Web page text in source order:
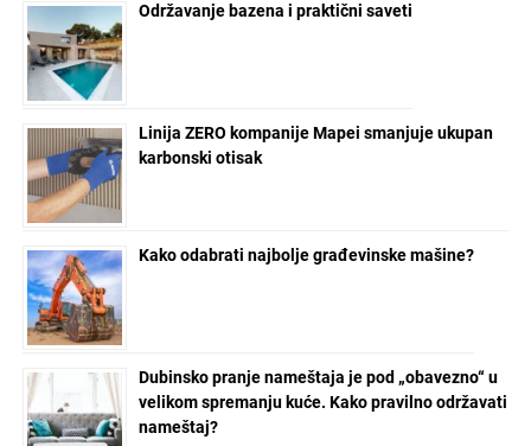
Održavanje bazena i praktični saveti
Linija ZERO kompanije Mapei smanjuje ukupan
karbonski otisak
Kako odabrati najbolje građevinske mašine?
Dubinsko pranje nameštaja je pod „obavezno“ u
velikom spremanju kuće. Kako pravilno održavati
nameštaj?